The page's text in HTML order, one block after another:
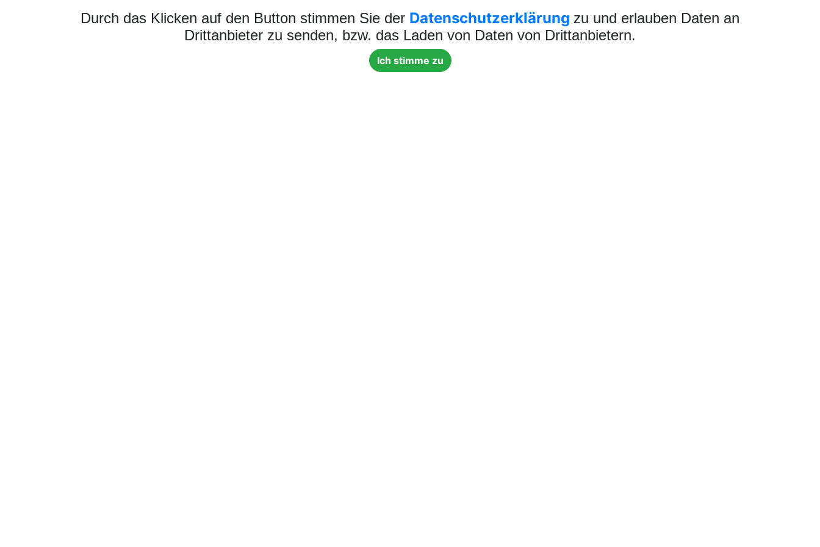
Durch das Klicken auf den Button stimmen Sie der Datenschutzerklärung zu und erlauben Daten an
Drittanbieter zu senden, bzw. das Laden von Daten von Drittanbietern.
Ich stimme zu